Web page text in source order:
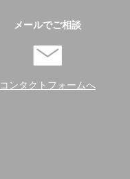
メールでご相談
コンタクトフォームへ